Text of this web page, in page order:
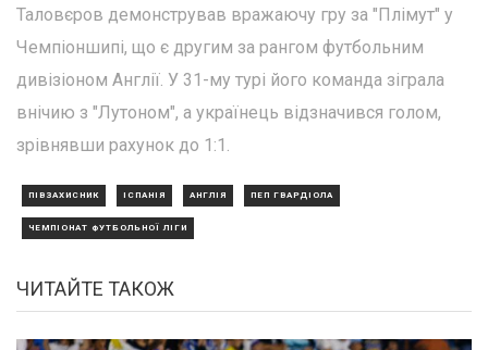
Таловєров демонстрував вражаючу гру за "Плімут" у
Чемпіоншипі, що є другим за рангом футбольним
дивізіоном Англії. У 31-му турі його команда зіграла
внічию з "Лутоном", а українець відзначився голом,
зрівнявши рахунок до 1:1.
ПІВЗАХИСНИК ІСПАНІЯ АНГЛІЯ ПЕП ГВАРДІОЛА
ЧЕМПІОНАТ ФУТБОЛЬНОЇ ЛІГИ
ЧИТАЙТЕ ТАКОЖ